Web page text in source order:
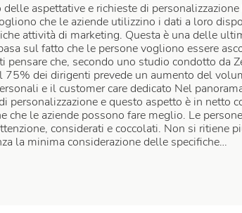
aspettative e richieste di
che le aziende utilizzino i dati a loro
attività di marketing. Questa è una delle
sul fatto che le persone vogliono essere
pensare che, secondo uno studio condotto da
dei dirigenti prevede un aumento del
e il customer care dedicato Nel
e questo aspetto è in netto
le aziende possono fare meglio. Le
considerati e coccolati. Non si ritiene
la minima considerazione delle specifiche…